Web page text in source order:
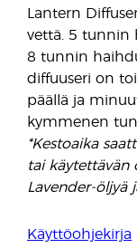
Lantern
vettä. 5 tunnin
8 tunnin
diffuuseri on
päällä ja
kymmenen
*Kestoaika
tai käytettävän
Lavender-öljyä
Käyttöohjekirja